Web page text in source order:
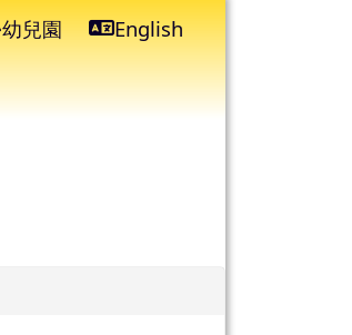
⏸
幼兒園 English